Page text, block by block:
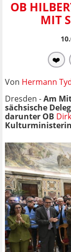
OB
MIT
❤️
Von Hermann
Dresden -Am
sächsische
darunter OB
Kulturministerin